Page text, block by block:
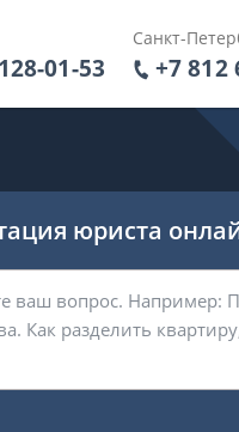
01-53
Санкт-
+7 812
юриста